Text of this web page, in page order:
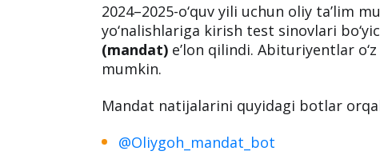
2024–2025-o‘quv yili uchun oliy ta’lim
yo‘nalishlariga kirish test sinovlari
(mandat) e’lon qilindi. Abituriyentlar
mumkin.
Mandat natijalarini quyidagi botlar
@Oliygoh_mandat_bot